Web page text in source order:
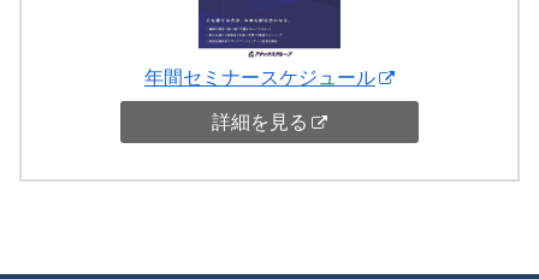
年間セミナースケジュール
詳細を見る